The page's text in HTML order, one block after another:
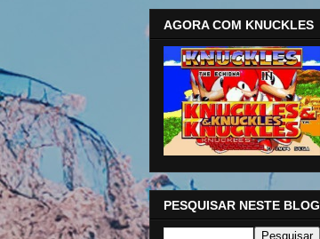
AGORA COM KNUCKLES
PESQUISAR NESTE BLOG